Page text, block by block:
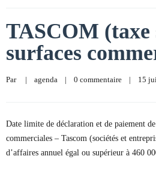
TASCOM (taxe
surfaces
Par | agenda | 0 commentaire | 15
Date limite de déclaration et de paiement
commerciales – Tascom (sociétés et
d’affaires annuel égal ou supérieur à 460